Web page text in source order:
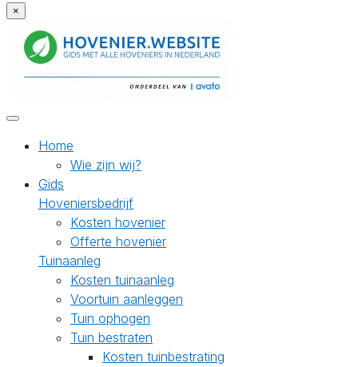
×
Home
Wie zijn wij?
Gids
Hoveniersbedrijf
Kosten hovenier
Offerte hovenier
Tuinaanleg
Kosten tuinaanleg
Voortuin aanleggen
Tuin ophogen
Tuin bestraten
Kosten tuinbestrating